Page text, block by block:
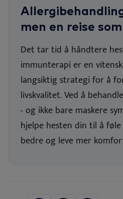
men en reise
Det tar tid å håndtere
immunterapi er en
langsiktig strategi for å
livskvalitet. Ved å
- og ikke bare maskere
hjelpe hesten din til å
bedre og leve mer